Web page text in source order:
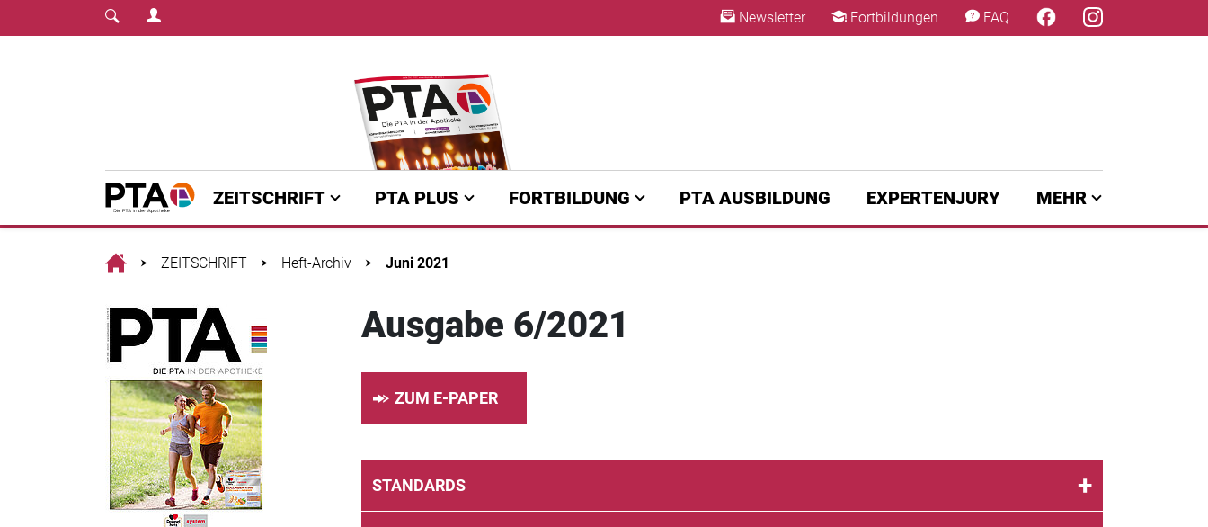
Login Menu Newsletter Fortbildungen FAQ
Home
ZEITSCHRIFT PTA PLUS FORTBILDUNG PTA AUSBILDUNG EXPERTENJURY MEHR
HomeZEITSCHRIFT Heft-Archiv Juni 2021
Ausgabe 6/2021
ZUM E-PAPER
STANDARDS
×